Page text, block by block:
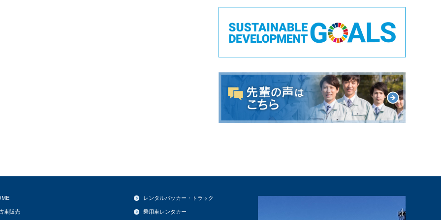
車販売
レンタルパッカー・トラック
乗用車レンタカー